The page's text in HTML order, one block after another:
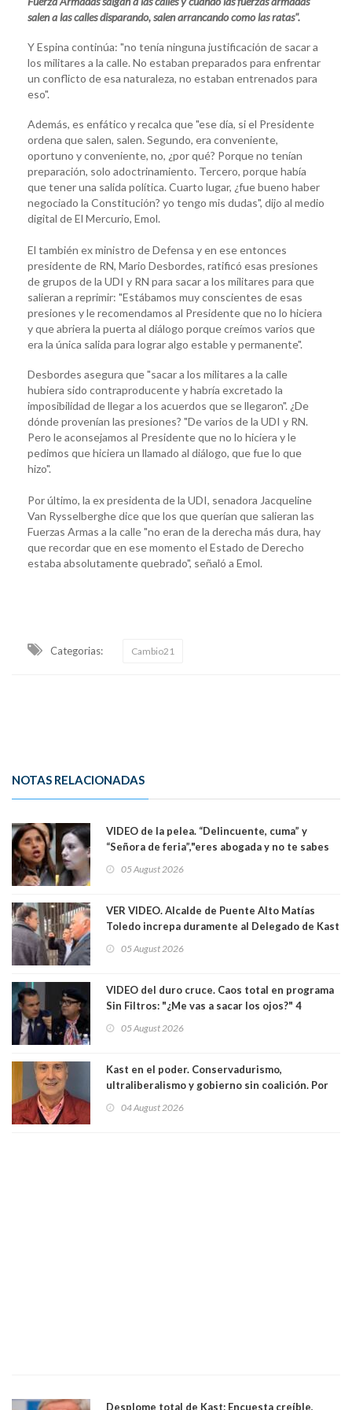
salen a las calles disparando, salen arrancando como las ratas".
Y Espina continúa: "no tenía ninguna justificación de sacar a
los militares a la calle. No estaban preparados para enfrentar
un conflicto de esa naturaleza, no estaban entrenados para
eso".
Además, es enfático y recalca que "ese día, si el Presidente
ordena que salen, salen. Segundo, era conveniente,
oportuno y conveniente, no, ¿por qué? Porque no tenían
preparación, solo adoctrinamiento. Tercero, porque había
que tener una salida política. Cuarto lugar, ¿fue bueno haber
negociado la Constitución? yo tengo mis dudas", dijo al medio
digital de El Mercurio, Emol.
El también ex ministro de Defensa y en ese entonces
presidente de RN, Mario Desbordes, ratificó esas presiones
de grupos de la UDI y RN para sacar a los militares para que
salieran a reprimir: "Estábamos muy conscientes de esas
presiones y le recomendamos al Presidente que no lo hiciera
y que abriera la puerta al diálogo porque creímos varios que
era la única salida para lograr algo estable y permanente".
Desbordes asegura que "sacar a los militares a la calle
hubiera sido contraproducente y habría excretado la
imposibilidad de llegar a los acuerdos que se llegaron". ¿De
dónde provenían las presiones? "De varios de la UDI y RN.
Pero le aconsejamos al Presidente que no lo hiciera y le
pedimos que hiciera un llamado al diálogo, que fue lo que
hizo".
Por último, la ex presidenta de la UDI, senadora Jacqueline
Van Rysselberghe dice que los que querían que salieran las
Fuerzas Armas a la calle "no eran de la derecha más dura, hay
que recordar que en ese momento el Estado de Derecho
estaba absolutamente quebrado", señaló a Emol.
Categorias: Cambio21
NOTAS RELACIONADAS
VIDEO de la pelea. “Delincuente, cuma” y
“Señora de feria”,"eres abogada y no te sabes
senadoras Camila Flores y Fabiola Campillai en
05 August 2026
VER VIDEO. Alcalde de Puente Alto Matías
Toledo increpa duramente al Delegado de Kast
delegado nuevamente arrancando"
05 August 2026
VIDEO del duro cruce. Caos total en programa
Sin Filtros: "¿Me vas a sacar los ojos?" 4
excarabinero que dejó ciego a Gustavo Gatica:
05 August 2026
Kast en el poder. Conservadurismo,
ultraliberalismo y gobierno sin coalición. Por
04 August 2026
Desplome total de Kast: Encuesta creíble,